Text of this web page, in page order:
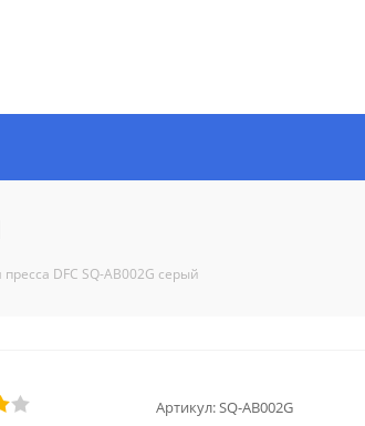
DFC SQ-AB002G серый
Артикул:SQ-AB002G